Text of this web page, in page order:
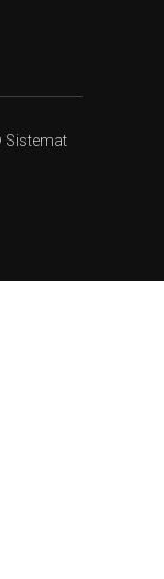
Sistemat